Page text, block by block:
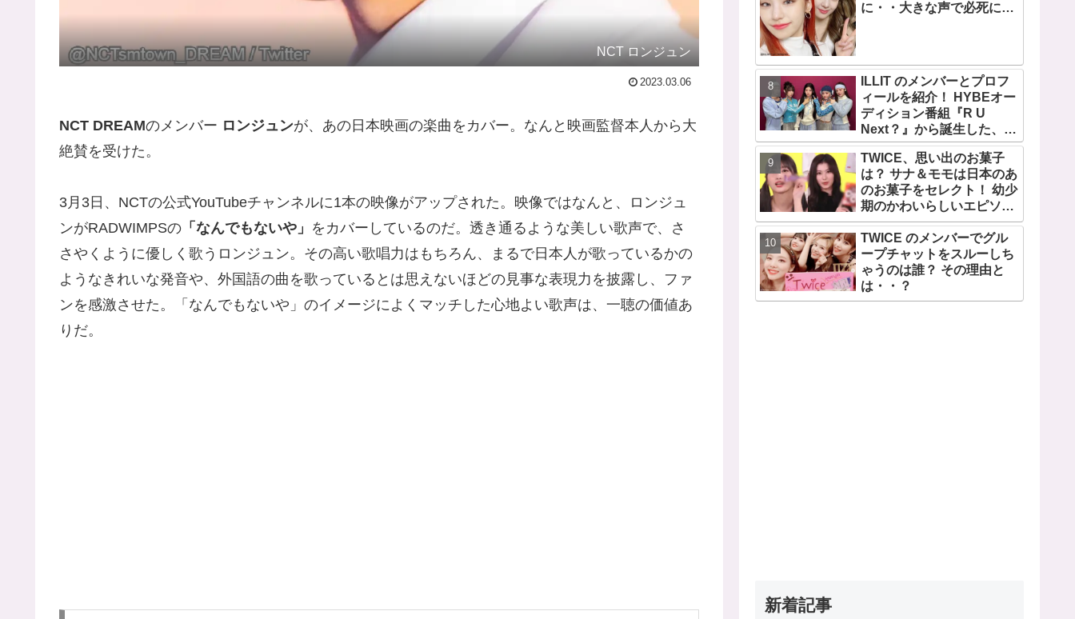
NCT ロンジュン
2023.03.06
NCT DREAMのメンバー ロンジュンが、あの日本映画の楽曲をカバー。なんと映画監督本人から大
絶賛を受けた。
3月3日、NCTの公式YouTubeチャンネルに1本の映像がアップされた。映像ではなんと、ロンジュ
ンがRADWIMPSの 「なんでもないや」 をカバーしているのだ。透き通るような美しい歌声で、さ
さやくように優しく歌うロンジュン。その高い歌唱力はもちろん、まるで日本人が歌っているかの
ようなきれいな発音や、外国語の曲を歌っているとは思えないほどの見事な表現力を披露し、ファ
ンを感激させた。「なんでもないや」のイメージによくマッチした心地よい歌声は、一聴の価値あ
りだ。
に・・大きな声で必死にア
ILLIT のメンバーとプロフ
ィールを紹介！ HYBEオー
ディション番組『R U
Next？』から誕生した、日
本人のイロハとモカを含む
5人組ガールズグループ！
デビュー曲「Magnetic」が
いきなりの大ヒット
TWICE、思い出のお菓子
は？ サナ＆モモは日本のあ
のお菓子をセレクト！ 幼少
期のかわいらしいエピソー
ドも公開
TWICE のメンバーでグル
ープチャットをスルーしち
ゃうのは誰？ その理由と
は・・？
新着記事